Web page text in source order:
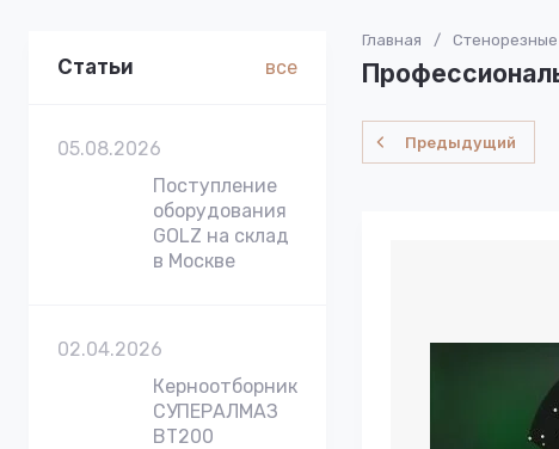
Статьи все
05.08.2026
Поступление
оборудования
GOLZ на склад
в Москве
02.04.2026
Керноотборник
СУПЕРАЛМАЗ
BT200
Главная /
Предыдущий